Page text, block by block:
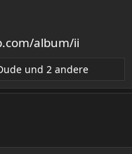
album/ii
und 2 andere